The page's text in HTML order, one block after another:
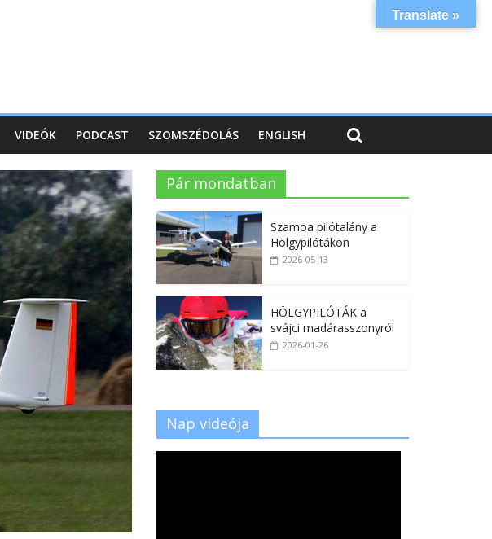
VIDEÓK PODCAST SZOMSZÉDOLÁS ENGLISH
Pár mondatban
Szamoa pilótalány a
Hölgypilótákon
2026-05-13
HÖLGYPILÓTÁK a
svájci madárasszonyról
2026-01-26
Nap videója
Translate »